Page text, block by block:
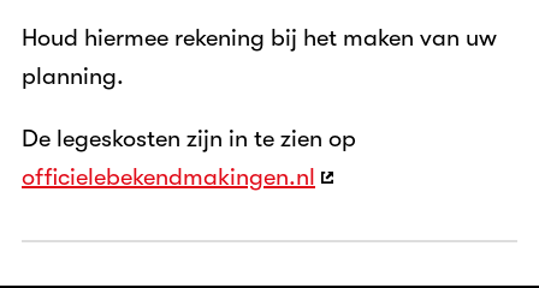
Houd hiermee rekening bij het maken van uw
planning.
De legeskosten zijn in te zien op
officielebekendmakingen.nl